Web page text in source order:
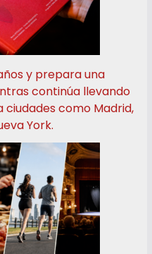
y prepara una
continúa llevando
como Madrid,
York.